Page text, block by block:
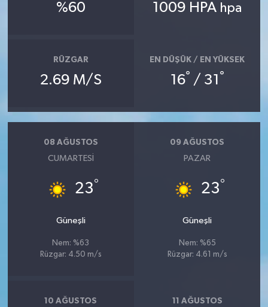
%60 1009 HPA hpa
RÜZGAR
2.69 M/S
EN DÜŞÜK / EN YÜKSEK
16° / 31 °
08 AĞUSTOS
CUMARTESI
23°
Güneşli
Nem: %63
Rüzgar: 4.50 m/s
09 AĞUSTOS
PAZAR
23°
Güneşli
Nem: %65
Rüzgar: 4.61 m/s
10 AĞUSTOS 11 AĞUSTOS